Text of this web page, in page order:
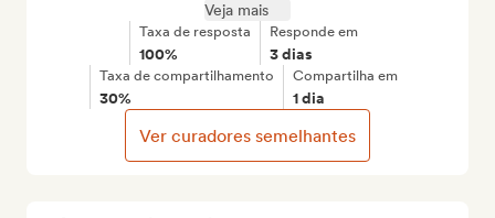
Veja mais
Taxa de resposta
100%
Responde em
3 dias
Taxa de compartilhamento
30%
Compartilha em
1 dia
Ver curadores semelhantes